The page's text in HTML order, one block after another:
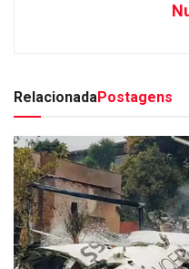
RelacionadaPostagens